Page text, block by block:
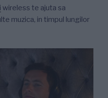
wireless te ajuta sa
muzica, in timpul lungilor